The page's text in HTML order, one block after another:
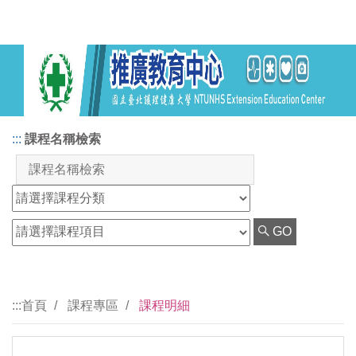
::: 課程名稱檢索
GO
:::首頁 課程專區 課程明細